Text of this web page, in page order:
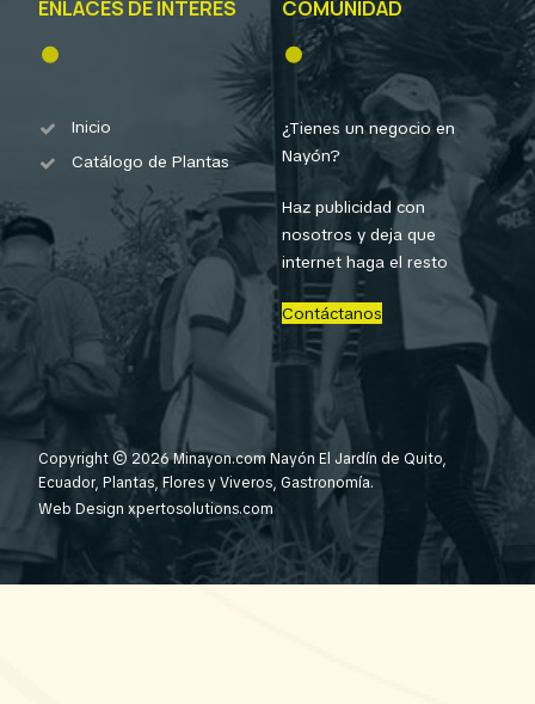
ENLACES DE INTERÉS
Inicio
Catálogo de Plantas
COMUNIDAD
¿Tienes un negocio en
Nayón?
Haz publicidad con
nosotros y deja que
internet haga el resto
Contáctanos
Copyright © 2026 Minayon.com Nayón El Jardín de Quito,
Ecuador, Plantas, Flores y Viveros, Gastronomía.
Web Design xpertosolutions.com